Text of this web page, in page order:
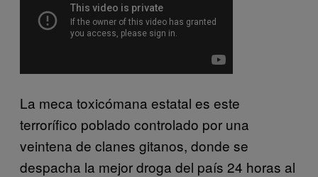
La meca toxicómana estatal es este
terrorífico poblado controlado por una
veintena de clanes gitanos, donde se
despacha la mejor droga del país 24 horas al